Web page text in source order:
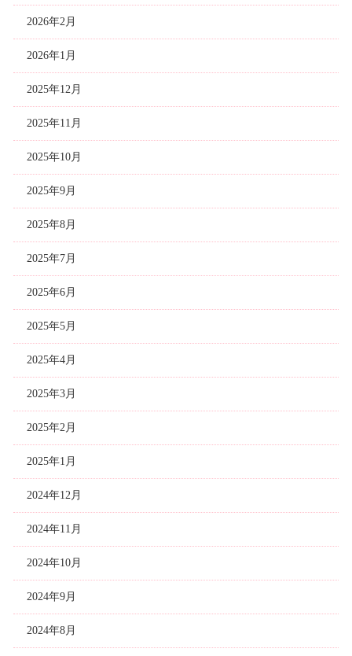
2026年2月
2026年1月
2025年12月
2025年11月
2025年10月
2025年9月
2025年8月
2025年7月
2025年6月
2025年5月
2025年4月
2025年3月
2025年2月
2025年1月
2024年12月
2024年11月
2024年10月
2024年9月
2024年8月